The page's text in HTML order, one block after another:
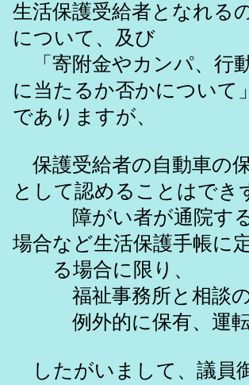
生活保護受給者となれる
について、及び
「寄附金やカンパ、行
に当たるか否かについて」
でありますが、
保護受給者の自動車の
として認めることはでき
障がい者が通院する
場合など生活保護手帳に
る場合に限り、
福祉事務所と相談の
例外的に保有、運転
したがいまして、議員